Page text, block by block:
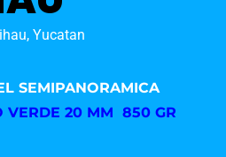
Yucatan
SEMIPANORAMICA
VERDE 20 MM 850 GR